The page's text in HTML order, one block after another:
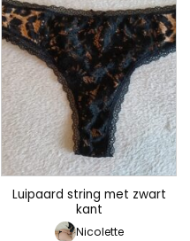
Luipaard string met zwart
kant
Nicolette